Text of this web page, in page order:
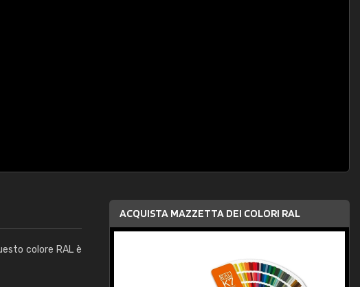
colore RAL è
ACQUISTA MAZZETTA DEI COLORI RAL